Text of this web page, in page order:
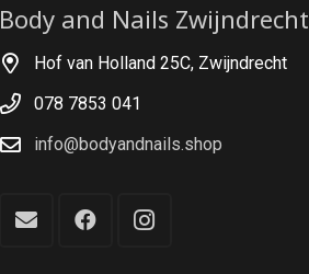
Body and Nails Zwijndrecht
Hof van Holland 25C, Zwijndrecht
078 7853 041
info@bodyandnails.shop